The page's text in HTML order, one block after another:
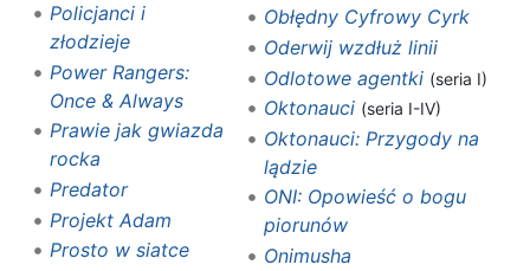
Policjanci i
złodzieje
Power Rangers:
Once & Always
Prawie jak gwiazda
rocka
Predator
Projekt Adam
Prosto w siatce
Obłędny Cyfrowy Cyrk
Oderwij wzdłuż linii
Odlotowe agentki (seria I)
Oktonauci (seria I-IV)
Oktonauci: Przygody na
lądzie
ONI: Opowieść o bogu
piorunów
Onimusha